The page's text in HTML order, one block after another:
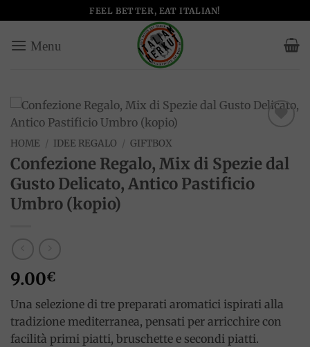
ai
contenuti
FEEL BETTER, EAT ITALIAN!
HOME / IDEE REGALO / GIFTBOX
Confezione Regalo, Mix di Spezie dal
Gusto Delicato, Antico Pastificio
Umbro (kopio)
9.00€
Una selezione di tre preparati aromatici ispirati alla
tradizione mediterranea, pensati per arricchire con
facilità primi piatti, bruschette e secondi piatti.